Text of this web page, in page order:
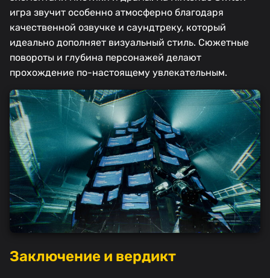
игра звучит особенно атмосферно благодаря
качественной озвучке и саундтреку, который
идеально дополняет визуальный стиль. Сюжетные
повороты и глубина персонажей делают
прохождение по-настоящему увлекательным.
Заключение и вердикт